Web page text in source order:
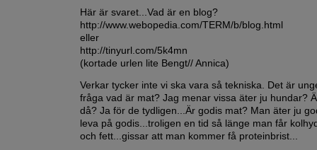
Här är svaret...Vad är en blog?
http://www.webopedia.com/TERM/b/blog.html
eller
http://tinyurl.com/5k4mn
(kortade urlen lite Bengt// Annica)
Verkar tycker inte vi ska vara så tekniska. Det är
fråga vad är mat? Jag menar vissa äter ju hundar?
då? Ja för de tydligen...Är godis mat? Man äter ju
leva på godis...troligen en tid så länge man får
och fett...gissar att man kommer få proteinbrist...